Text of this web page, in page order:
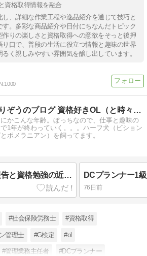
資格取得情報を融合
し、詳細な作業工程や逸品紹介を通じて技巧と
。多彩な商品紹介や日付にちなんだトピック
作りの楽しさと資格取得への意欲をそっと後押
り口で、普段の生活に役立つ情報と趣味の世界
く親しみやすい雰囲気を醸し出しています。
1000
いしまりぞうのブログ 資格好きOL（と時々ワンコ）
かこんな年齢。ぼっちなので、仕事と趣味の
1年が終わっていく。。。ハーフ犬（ビション
ポメラニアン）を飼ってます。
【DS検定】の結果報告と資格勉強の近況報告 DCプランナー1
76日前
#社会保険労務士 #資格取得
管理士 #G検定 #ol
#管理業務主任者 #DCプランナー